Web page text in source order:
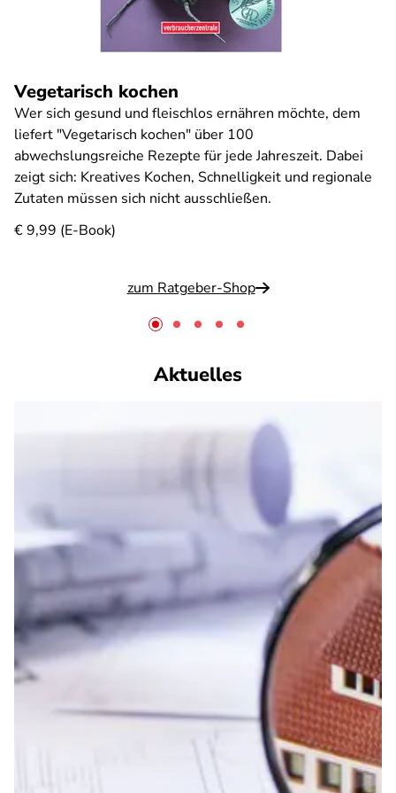
Vegetarisch kochen
Wer sich gesund und fleischlos ernähren möchte, dem
liefert "Vegetarisch kochen" über 100
abwechslungsreiche Rezepte für jede Jahreszeit. Dabei
zeigt sich: Kreatives Kochen, Schnelligkeit und regionale
Zutaten müssen sich nicht ausschließen.
€ 9,99 (E-Book)
zum Ratgeber-Shop
Aktuelles